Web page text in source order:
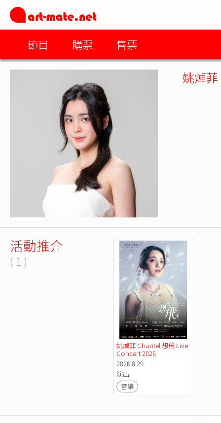
節目 購票 售票
姚焯菲
活動推介
( 1 )
姚焯菲 Chantel 想飛 Live
Concert 2026
2026.8.29
演出
音樂